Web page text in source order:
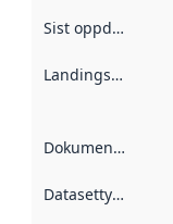
Sist oppdatert
Landingsside
Dokumentasjon
Datasettype